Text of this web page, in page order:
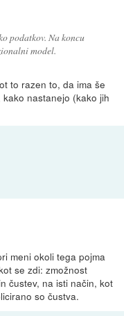
podatkov. Na koncu
model.
to razen to, da ima še
nastanejo (kako jih
meni okoli tega pojma
se zdi: zmožnost
čustev, na isti način, kot
so čustva.